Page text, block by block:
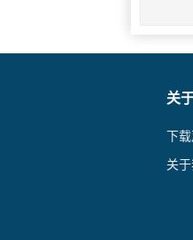
关
下载
关